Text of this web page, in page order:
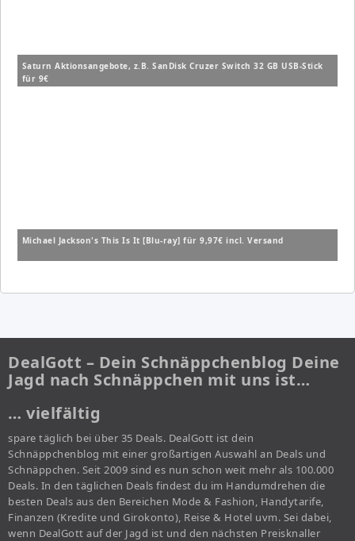
Saturn Aktionsangebote, z.B. SanDisk Cruzer Switch 32 GB USB-Stick
für 9€
Michael Jackson's This Is It [Blu-ray] für 9,97€ incl. Versand
DealGott – Dein Schnäppchenblog Deine
Jagd nach Schnäppchen mit uns ist…
… vielfältig
spare täglich bei über 35 Deals. DealGott ist dein
Schnäppchenblog mit einer großartigen Auswahl an Deals und
Schnäppchen. Seit 2009 sind es nun schon weit mehr als 100.000
Deals. In den täglichen Deals findest du im Handumdrehen die
besten Deals aus den Bereichen Mode & Fashion, Handytarife,
Finanzen (Kredite und Girokonto), Reise & Hotel uvm. Sei dabei,
wenn DealGott auf der Jagd ist und den nächsten Preisknaller